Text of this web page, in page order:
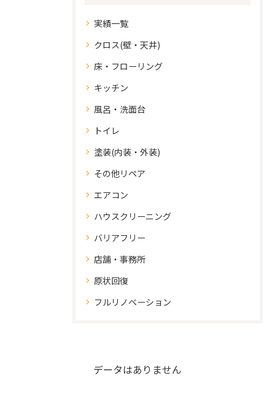
実績一覧
クロス(壁・天井)
床・フローリング
キッチン
風呂・洗面台
トイレ
塗装(内装・外装)
その他リペア
エアコン
ハウスクリーニング
バリアフリー
店舗・事務所
原状回復
フルリノベーション
データはありません